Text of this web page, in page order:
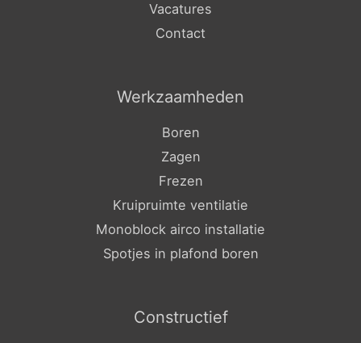
Vacatures
Contact
Werkzaamheden
Boren
Zagen
Frezen
Kruipruimte ventilatie
Monoblock airco installatie
Spotjes in plafond boren
Constructief